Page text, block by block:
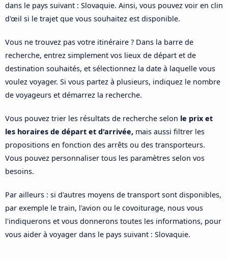
dans le pays suivant : Slovaquie. Ainsi, vous pouvez voir en clin
d'œil si le trajet que vous souhaitez est disponible.
Vous ne trouvez pas votre itinéraire ? Dans la barre de
recherche, entrez simplement vos lieux de départ et de
destination souhaités, et sélectionnez la date à laquelle vous
voulez voyager. Si vous partez à plusieurs, indiquez le nombre
de voyageurs et démarrez la recherche.
Vous pouvez trier les résultats de recherche selon le prix et
les horaires de départ et d'arrivée, mais aussi filtrer les
propositions en fonction des arrêts ou des transporteurs.
Vous pouvez personnaliser tous les paramètres selon vos
besoins.
Par ailleurs : si d'autres moyens de transport sont disponibles,
par exemple le train, l'avion ou le covoiturage, nous vous
l'indiquerons et vous donnerons toutes les informations, pour
vous aider à voyager dans le pays suivant : Slovaquie.